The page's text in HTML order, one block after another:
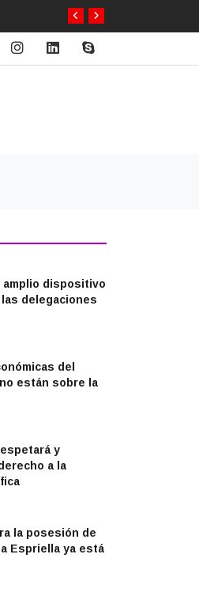
amplio dispositivo
delegaciones
del
están sobre la
y
a la
la posesión de
Espriella ya está